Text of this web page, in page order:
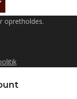
opretholdes.